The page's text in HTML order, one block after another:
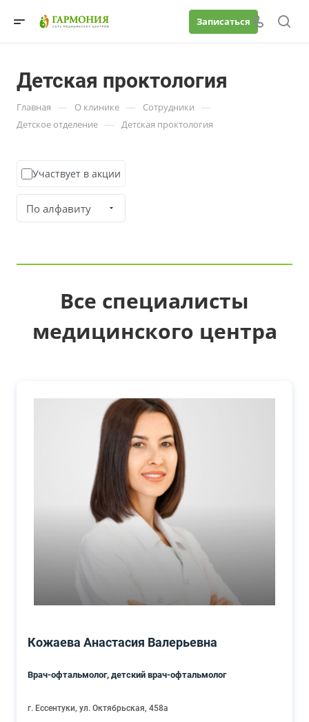
Записаться
Детская проктология
Главная — О клинике — Сотрудники —
Детское отделение — Детская проктология
Участвует в акции
По алфавиту
Все специалисты
медицинского центра
Кожаева Анастасия Валерьевна
Врач-офтальмолог, детский врач-офтальмолог
г. Ессентуки, ул. Октябрьская, 458а